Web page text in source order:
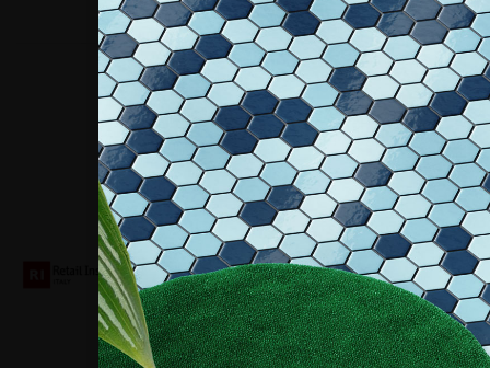
Collaboriamo con